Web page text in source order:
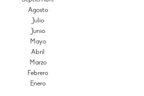
Agosto
Julio
Junio
Mayo
Abril
Marzo
Febrero
Enero